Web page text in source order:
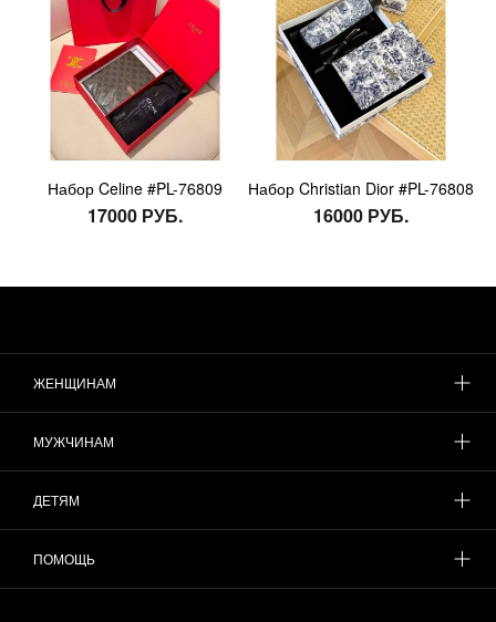
Набор Celine #PL-76809
17000 РУБ.
Набор Christian Dior #PL-76808
16000 РУБ.
ЖЕНЩИНАМ
МУЖЧИНАМ
ДЕТЯМ
ПОМОЩЬ